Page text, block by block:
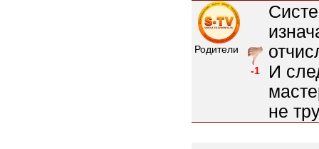
Родители
-1
И
не